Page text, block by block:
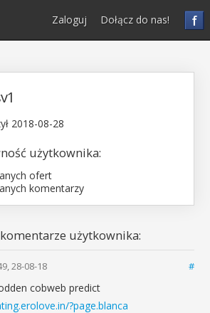
f
Zaloguj Dołącz do nas!
2018-08-28
użytkownika:
ofert
komentarzy
użytkownika:
28-08-18 #
cobweb predict
?page.blanca